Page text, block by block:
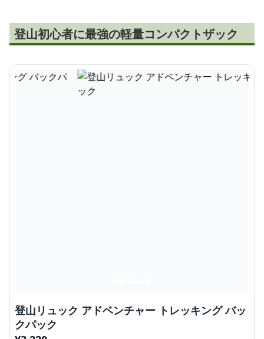
登山初心者に最強の軽量コンパクトザック
登山リュック アドベンチャー トレッキング バッ
クパック